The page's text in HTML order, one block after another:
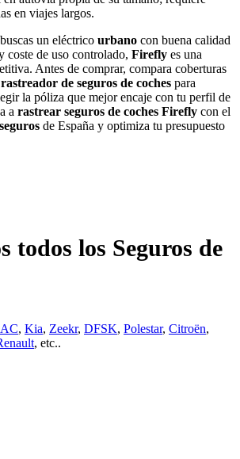
en viajes largos.
un eléctrico urbano con buena calidad
coste de uso controlado, Firefly es una
Antes de comprar, compara coberturas
rastreador de seguros de coches para
la póliza que mejor encaje con tu perfil de
a rastrear seguros de coches Firefly con el
de España y optimiza tu presupuesto
todos los Seguros de
, Kia, Zeekr, DFSK, Polestar, Citroën,
, etc..